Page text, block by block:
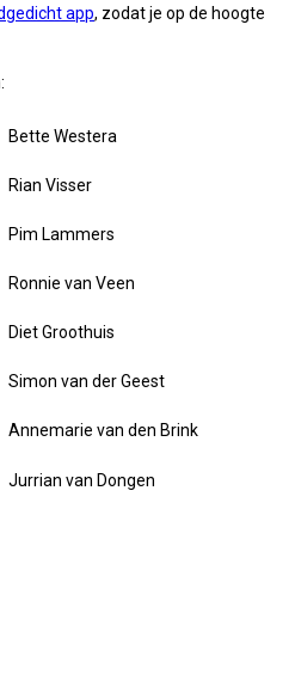
app, zodat je op de hoogte
Bette Westera
Rian Visser
Pim Lammers
Ronnie van Veen
Diet Groothuis
Simon van der Geest
Annemarie van den Brink
Jurrian van Dongen